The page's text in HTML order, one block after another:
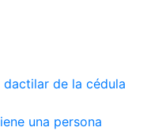
de la cédula
una persona